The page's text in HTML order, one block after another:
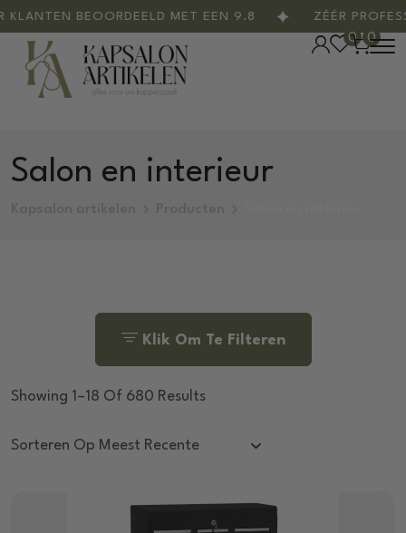
BEOORDEELD MET EEN 9.8 ZÉÉR
0 0
Salon en interieur
Kapsalon artikelen Producten
Klik Om Te Filteren
Showing 1–18 Of 680 Results